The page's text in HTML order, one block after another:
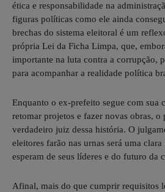
ética e responsabilidade na
figuras políticas como ele ainda
brechas do sistema eleitoral é um
própria Lei da Ficha Limpa, que,
importante na luta contra a corrupção,
para acompanhar a realidade política
Enquanto o ex-prefeito segue com sua
retomar projetos e fazer novas obras, o
verdadeiro juiz dessa história. O
eleitores farão nas urnas será uma clara
esperam de seus líderes e do futuro da
Afinal, mais do que cumprir requisitos